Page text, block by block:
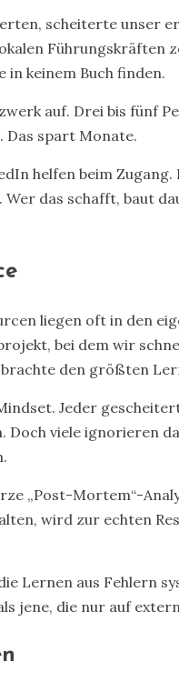
scheiterte unser
Führungskräften
in keinem Buch finden.
auf. Drei bis fünf
Das spart Monate.
helfen beim Zugang.
das schafft, baut
liegen oft in den
bei dem wir
den größten
Jeder
viele ignorieren
„Post-Mortem“-
wird zur echten
Lernen aus Fehlern
jene, die nur auf